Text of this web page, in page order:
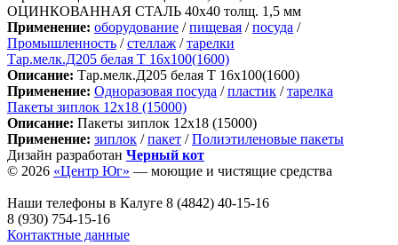
ОЦИНКОВАННАЯ СТАЛЬ 40х40 толщ. 1,5 мм
Применение: оборудование /пищевая /посуда /
Промышленность /стеллаж /тарелки
Тар.мелк.Д205 белая Т 16х100(1600)
Описание: Тар.мелк.Д205 белая Т 16х100(1600)
Применение: Одноразовая посуда /пластик /тарелка
Пакеты зиплок 12х18 (15000)
Описание: Пакеты зиплок 12х18 (15000)
Применение: зиплок /пакет /Полиэтиленовые пакеты
Дизайн разработан Черный кот
© 2026 «Центр Юг» — моющие и чистящие средства
Наши телефоны в Калуге 8 (4842) 40-15-16
8 (930) 754-15-16
Контактные данные